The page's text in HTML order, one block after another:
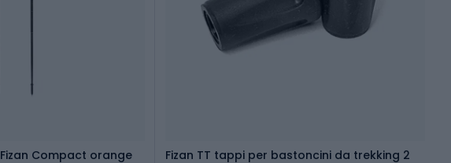
Bastoni da trekking Fizan Compact orange
Fizan TT tappi per bastoncini da trekking 2